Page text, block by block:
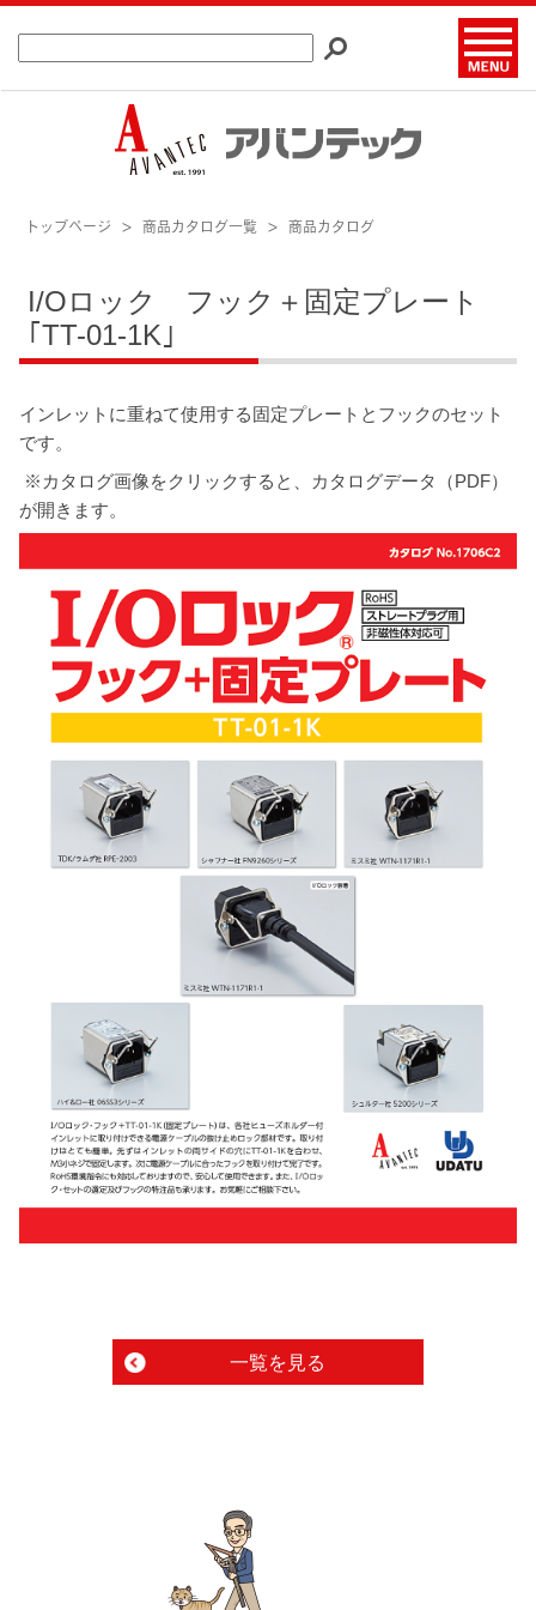
トップページ 商品カタログ一覧 商品カタログ
I/Oロック フック＋固定プレート
｢TT-01-1K｣
インレットに重ねて使用する固定プレートとフックのセット
です。
※カタログ画像をクリックすると、カタログデータ（PDF）
が開きます。
一覧を見る